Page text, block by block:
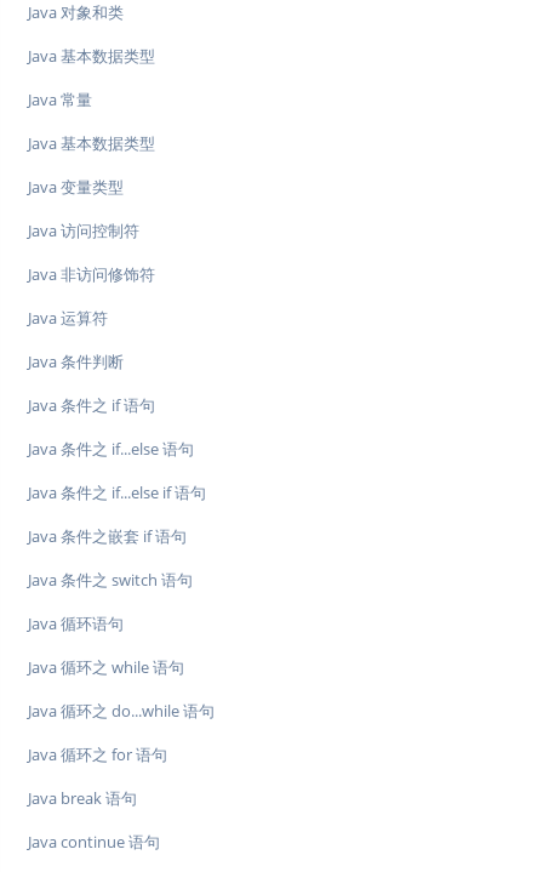
Java 对象和类
Java 基本数据类型
Java 常量
Java 基本数据类型
Java 变量类型
Java 访问控制符
Java 非访问修饰符
Java 运算符
Java 条件判断
Java 条件之 if 语句
Java 条件之 if...else 语句
Java 条件之 if...else if 语句
Java 条件之嵌套 if 语句
Java 条件之 switch 语句
Java 循环语句
Java 循环之 while 语句
Java 循环之 do...while 语句
Java 循环之 for 语句
Java break 语句
Java continue 语句